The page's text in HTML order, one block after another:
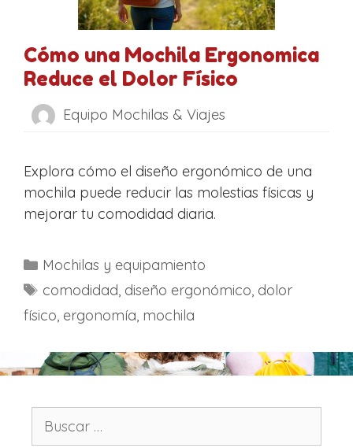
Cómo una Mochila Ergonomica
Reduce el Dolor Físico
Equipo Mochilas & Viajes
Explora cómo el diseño ergonómico de una
mochila puede reducir las molestias físicas y
mejorar tu comodidad diaria.
C
a
g
o
í
a
Mochilas y equipamiento
E
t
q
u
a
comodidad, diseño ergonómico, dolor
físico, ergonomía, mochila